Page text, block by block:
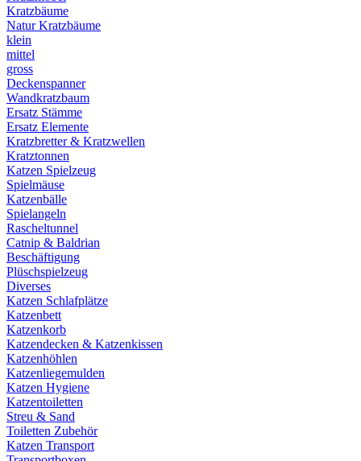
Kratzbäume
Natur Kratzbäume
klein
mittel
gross
Deckenspanner
Wandkratzbaum
Ersatz Stämme
Ersatz Elemente
Kratzbretter & Kratzwellen
Kratztonnen
Katzen Spielzeug
Spielmäuse
Katzenbälle
Spielangeln
Rascheltunnel
Catnip & Baldrian
Beschäftigung
Plüschspielzeug
Diverses
Katzen Schlafplätze
Katzenbett
Katzenkorb
Katzendecken & Katzenkissen
Katzenhöhlen
Katzenliegemulden
Katzen Hygiene
Katzentoiletten
Streu & Sand
Toiletten Zubehör
Katzen Transport